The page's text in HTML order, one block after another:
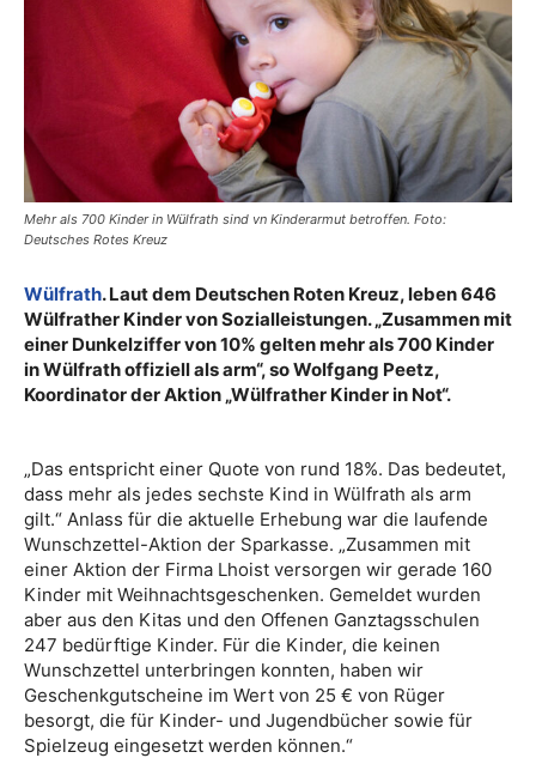
Mehr als 700 Kinder in Wülfrath sind vn Kinderarmut betroffen. Foto:
Deutsches Rotes Kreuz
Wülfrath. Laut dem Deutschen Roten Kreuz, leben 646
Wülfrather Kinder von Sozialleistungen. „Zusammen mit
einer Dunkelziffer von 10% gelten mehr als 700 Kinder
in Wülfrath offiziell als arm“, so Wolfgang Peetz,
Koordinator der Aktion „Wülfrather Kinder in Not“.
„Das entspricht einer Quote von rund 18%. Das bedeutet,
dass mehr als jedes sechste Kind in Wülfrath als arm
gilt.“ Anlass für die aktuelle Erhebung war die laufende
Wunschzettel-Aktion der Sparkasse. „Zusammen mit
einer Aktion der Firma Lhoist versorgen wir gerade 160
Kinder mit Weihnachtsgeschenken. Gemeldet wurden
aber aus den Kitas und den Offenen Ganztagsschulen
247 bedürftige Kinder. Für die Kinder, die keinen
Wunschzettel unterbringen konnten, haben wir
Geschenkgutscheine im Wert von 25 € von Rüger
besorgt, die für Kinder- und Jugendbücher sowie für
Spielzeug eingesetzt werden können.“